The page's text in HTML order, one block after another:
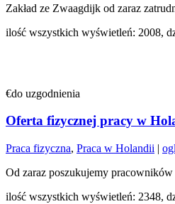
Zakład ze Zwaagdijk od zaraz
ilość wszystkich wyświetleń: 2008,
€do uzgodnienia
Oferta fizycznej pracy w
Praca fizyczna, Praca w Holandii |
Od zaraz poszukujemy
ilość wszystkich wyświetleń: 2348,